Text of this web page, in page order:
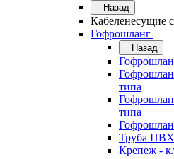
Назад
Кабеленесущие
Гофрошланг
Назад
типа
типа
Труба ПВХ
Крепеж -